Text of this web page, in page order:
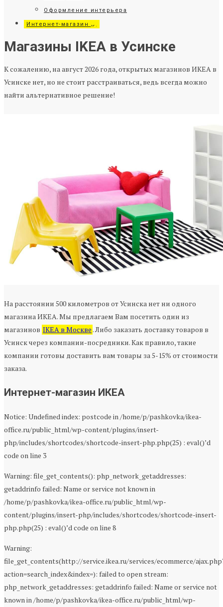
Оформление интерьера
Интернет-магазин
Магазины IKEA в Усинске
К сожалению, на август 2026 года, открытых магазинов ИКЕА в
Усинске нет, но не стоит расстраиваться, ведь всегда можно
найти альтернативное решение!
На расстоянии 500 километров от Усинска нет ни одного
магазина ИКЕА. Мы предлагаем Вам посетить один из
магазинов IKEA в Москве . Либо заказать доставку товаров в
Усинск через компании-посредники. Как правило, такие
компании готовы доставить вам товары за 5-15% от стоимости
заказа.
Интернет-магазин ИКЕА
Notice: Undefined index: postcode in /home/p/pashkovka/ikea-
office.ru/public_html/wp-content/plugins/insert-
php/includes/shortcodes/shortcode-insert-php.php(25) : eval()’d
code on line 3
Warning: file_get_contents(): php_network_getaddresses:
getaddrinfo failed: Name or service not known in
/home/p/pashkovka/ikea-office.ru/public_html/wp-
content/plugins/insert-php/includes/shortcodes/shortcode-insert-
php.php(25) : eval()’d code on line 8
Warning:
file_get_contents(http://service.ikea.ru/services/ecommerce/
action=search_index&index=): failed to open stream:
php_network_getaddresses: getaddrinfo failed: Name or service not
known in /home/p/pashkovka/ikea-office.ru/public_html/wp-